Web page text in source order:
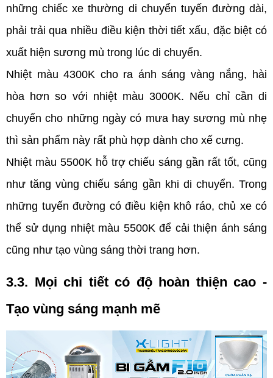
những chiếc xe thường di chuyển tuyến đường dài,
phải trải qua nhiều điều kiện thời tiết xấu, đặc biệt có
xuất hiện sương mù trong lúc di chuyển.
Nhiệt màu 4300K cho ra ánh sáng vàng nắng, hài
hòa hơn so với nhiệt màu 3000K. Nếu chỉ cần di
chuyển cho những ngày có mưa hay sương mù nhẹ
thì sản phẩm này rất phù hợp dành cho xế cưng.
Nhiệt màu 5500K hỗ trợ chiếu sáng gần rất tốt, cũng
như tăng vùng chiếu sáng gần khi di chuyển. Trong
những tuyến đường có điều kiện khô ráo, chủ xe có
thể sử dụng nhiệt màu 5500K để cải thiện ánh sáng
cũng như tạo vùng sáng thời trang hơn.
3.3. Mọi chi tiết có độ hoàn thiện cao -
Tạo vùng sáng mạnh mẽ